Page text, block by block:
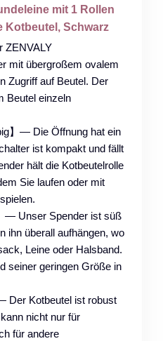
mit 1 Rollen
Kotbeutel, Schwarz
ZENVALY
mit übergroßem ovalem
Zugriff auf Beutel. Der
Beutel einzeln
】— Die Öffnung hat ein
ist kompakt und fällt
hält die Kotbeutelrolle
Sie laufen oder mit
— Unser Spender ist süß
ihn überall aufhängen, wo
Leine oder Halsband.
seiner geringen Größe in
Der Kotbeutel ist robust
nicht nur für
für andere